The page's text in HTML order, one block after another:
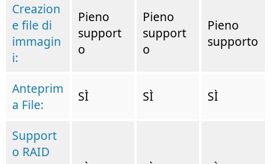
Creazion
e file di
immagin
i:
Pieno
support
o
Pieno
support
o
Pieno
supporto
Anteprim
a File:
SÌ SÌ SÌ
Support
o RAID